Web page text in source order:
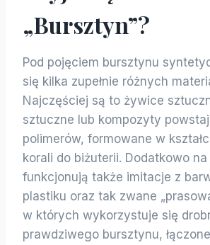
„bursztyn”?
Pod pojęciem bursztynu
się kilka zupełnie różnych
Najczęściej są to żywice
sztuczne lub kompozyty
polimerów, formowane w
korali do biżuterii. Dodatkowo
funkcjonują także imitacje z
plastiku oraz tak zwane
w których wykorzystuje się
prawdziwego bursztynu,